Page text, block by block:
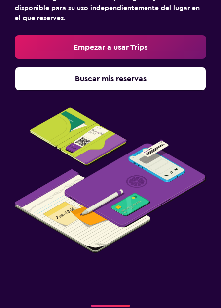
disponible para su uso independientemente del lugar en
el que reserves.
Empezar a usar Trips
Buscar mis reservas